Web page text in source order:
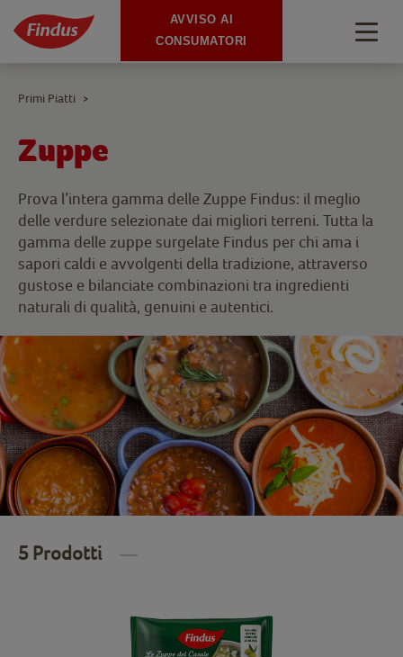
Zuppe
Prova l’intera gamma delle Zuppe Findus: il meglio
delle verdure selezionate dai migliori terreni. Tutta la
gamma delle zuppe surgelate Findus per chi ama i
sapori caldi e avvolgenti della tradizione, attraverso
gustose e bilanciate combinazioni tra ingredienti
naturali di qualità, genuini e autentici.
Primi Piatti >
5 Prodotti
AVVISO AI
CONSUMATORI